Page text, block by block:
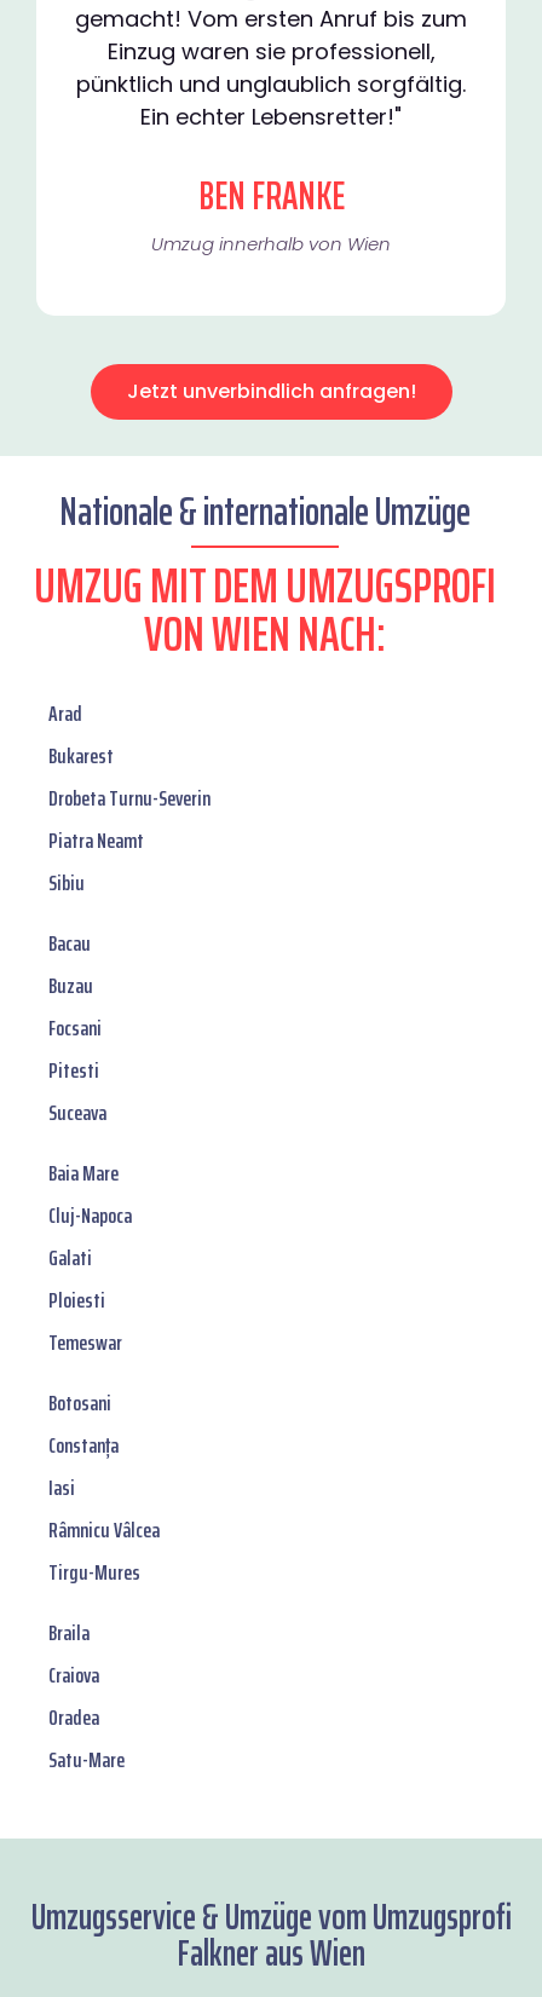
gemacht! Vom ersten Anruf bis zum
Einzug waren sie professionell,
pünktlich und unglaublich sorgfältig.
Ein echter Lebensretter!"
BEN FRANKE
Umzug innerhalb von Wien​
Jetzt unverbindlich anfragen!
Nationale & internationale Umzüge
UMZUG MIT DEM UMZUGSPROFI
VON WIEN NACH:
Arad
Bukarest
Drobeta Turnu-Severin
Piatra Neamt
Sibiu
Bacau
Buzau
Focsani
Pitesti
Suceava
Baia Mare
Cluj-Napoca
Galati
Ploiesti
Temeswar
Botosani
Constanța
Iasi
Râmnicu Vâlcea
Tirgu-Mures
Braila
Craiova
Oradea
Satu-Mare
Umzugsservice & Umzüge vom Umzugsprofi
Falkner aus Wien